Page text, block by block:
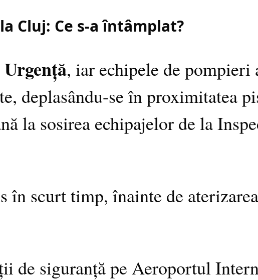
Cluj: Ce s-a întâmplat?
, iar echipele de
deplasându-se în proximitatea
la sosirea echipajelor de la
scurt timp, înainte de
de siguranță pe Aeroportul